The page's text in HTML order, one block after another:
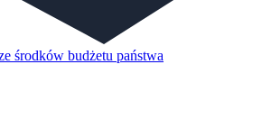
środków budżetu państwa